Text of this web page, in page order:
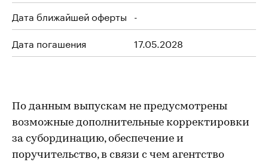
Дата ближайшей оферты -
Дата погашения
17.05.2028
По данным выпускам не предусмотрены
возможные дополнительные корректировки
за субординацию, обеспечение и
поручительство, в связи с чем агентство